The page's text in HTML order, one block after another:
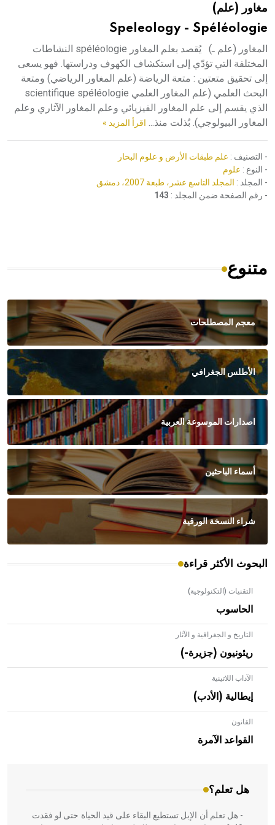
هيئة الموسوعة العربية تطلق موسوعات جديدة في عام 2026مغاور (علم)
Speleology - Spéléologie
المغاور (علم ـ) يُقصد بعلم المغاور spéléologie النشاطات
المختلفة التي تؤدّي إلى استكشاف الكهوف ودراستها. فهو يسعى
إلى تحقيق متعتين : متعة الرياضة (علم المغاور الرياضي) ومتعة
البحث العلمي (علم المغاور العلمي scientifique spéléologie
الذي يقسم إلى علم المغاور الفيزيائي وعلم المغاور الآثاري وعلم
المغاور البيولوجي). بُذلت منذ... اقرأ المزيد »
- التصنيف : علم طبقات الأرض و علوم البحار
- النوع : علوم
- المجلد : المجلد التاسع عشر، طبعة 2007، دمشق
- رقم الصفحة ضمن المجلد : 143
متنوع
معجم المصطلحات
الأطلس الجغرافي
اصدارات الموسوعة العربية
أسماء الباحثين
شراء النسخة الورقية
البحوث الأكثر قراءة
التقنيات (التكنولوجية)
الحاسوب
التاريخ و الجغرافية و الآثار
ريئونيون (جزيرة-)
الآداب اللاتينية
إيطالية (الأدب)
القانون
القواعد الآمرة
هل تعلم؟
- هل تعلم أن الأبلق نوع من الفنون الهندسية التي ارتبطت
بالعمارة الإسلامية في بلاد الشام ومصر خاصة، حيث يحرص
المعمار على بناء مداميكه وخاصة في الواجهات
- هل تعلم أن الإبل تستطيع البقاء على قيد الحياة حتى لو فقدت